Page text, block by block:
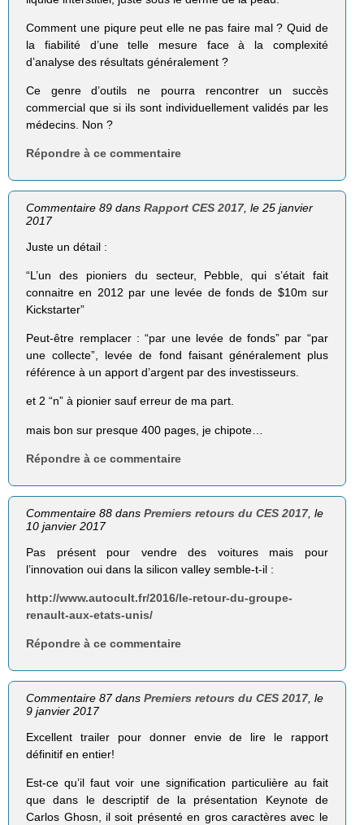
Comment une piqure peut elle ne pas faire mal ? Quid de
la fiabilité d’une telle mesure face à la complexité
d’analyse des résultats généralement ?
Ce genre d’outils ne pourra rencontrer un succès
commercial que si ils sont individuellement validés par les
médecins. Non ?
Répondre à ce commentaire
Commentaire 89 dansRapport CES 2017, le 25 janvier
2017
Juste un détail :
“L’un des pioniers du secteur, Pebble, qui s’était fait
connaitre en 2012 par une levée de fonds de $10m sur
Kickstarter”
Peut-être remplacer : “par une levée de fonds” par “par
une collecte”, levée de fond faisant généralement plus
référence à un apport d’argent par des investisseurs.
et 2 “n” à pionier sauf erreur de ma part.
mais bon sur presque 400 pages, je chipote…
Répondre à ce commentaire
Commentaire 88 dansPremiers retours du CES 2017, le
10 janvier 2017
Pas présent pour vendre des voitures mais pour
l’innovation oui dans la silicon valley semble-t-il :
http://www.autocult.fr/2016/le-retour-du-groupe-
renault-aux-etats-unis/
Répondre à ce commentaire
Commentaire 87 dansPremiers retours du CES 2017, le
9 janvier 2017
Excellent trailer pour donner envie de lire le rapport
définitif en entier!
Est-ce qu’il faut voir une signification particulière au fait
que dans le descriptif de la présentation Keynote de
Carlos Ghosn, il soit présenté en gros caractères avec le